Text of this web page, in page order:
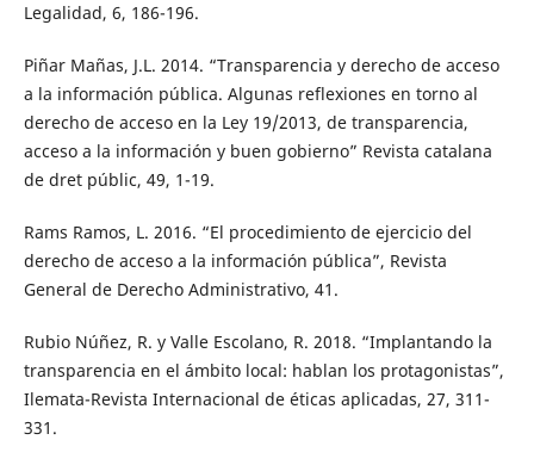
Legalidad, 6, 186-196.
Piñar Mañas, J.L. 2014. “Transparencia y derecho de acceso
a la información pública. Algunas reflexiones en torno al
derecho de acceso en la Ley 19/2013, de transparencia,
acceso a la información y buen gobierno” Revista catalana
de dret públic, 49, 1-19.
Rams Ramos, L. 2016. “El procedimiento de ejercicio del
derecho de acceso a la información pública”, Revista
General de Derecho Administrativo, 41.
Rubio Núñez, R. y Valle Escolano, R. 2018. “Implantando la
transparencia en el ámbito local: hablan los protagonistas”,
Ilemata-Revista Internacional de éticas aplicadas, 27, 311-
331.